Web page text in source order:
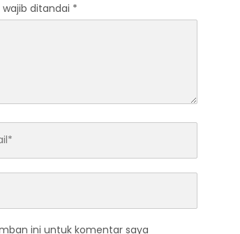
wajib ditandai *
ini untuk komentar saya